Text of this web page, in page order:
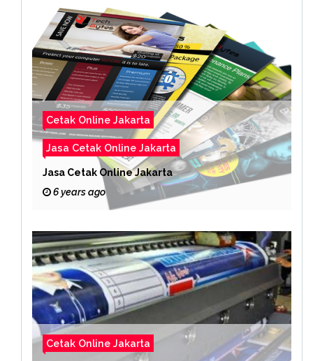
Cetak Online Jakarta
Jasa Cetak Online Jakarta
Jasa Cetak Online Jakarta
6 years ago
Cetak Online Jakarta